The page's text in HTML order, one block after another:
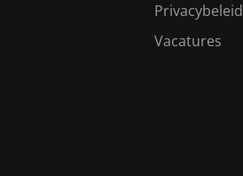
Privacybeleid
Vacatures